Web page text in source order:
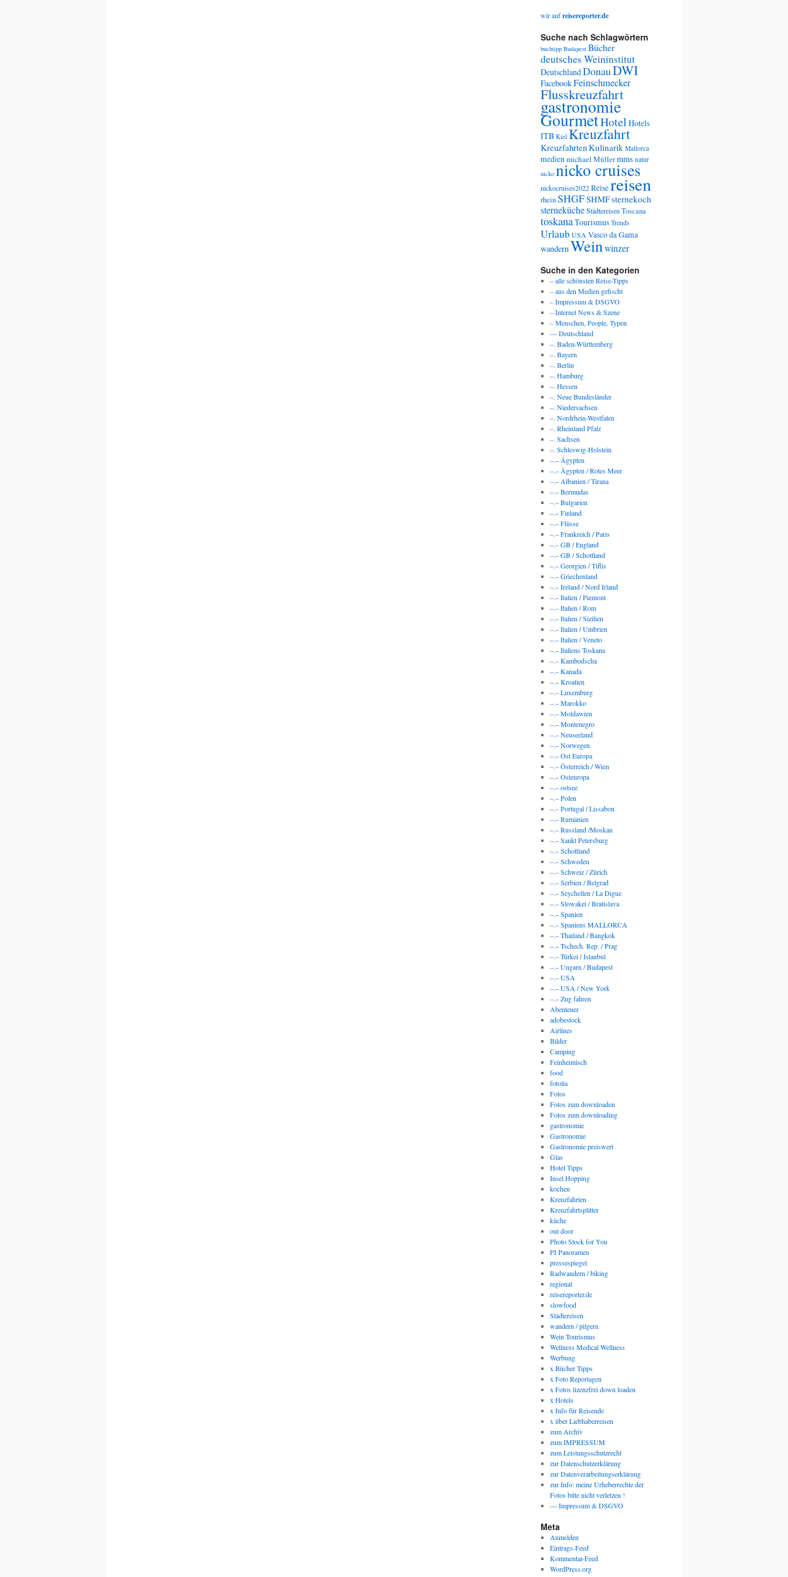
wir aufreisereporter.de
Suche nach Schlagwörtern
buchtipp Budapest Bücher
deutsches Weininstitut
DeutschlandDonauDWI
FacebookFeinschmecker
Flusskreuzfahrt
gastronomie
GourmetHotel Hotels
ITB Kiel Kreuzfahrt
KreuzfahrtenKulinarik Mallorca
medienmichael Müllermms natur
nicko nicko cruises
nickocruises2022Reisereisen
rheinSHGFSHMFsternekoch
sternekücheStädtereisenToscana
toskanaTourismus Trends
Urlaub USA Vasco da Gama
wandernWeinwinzer
Suche in den Kategorien
– alle schönsten Reise-Tipps
– aus den Medien gefischt
– Impressum & DSGVO
– Internet News & Szene
– Menschen, People, Typen
— Deutschland
–. Baden-Württemberg
–. Bayern
–. Berlin
–. Hamburg
–. Hessen
–. Neue Bundesländer
–. Niedersachsen
–. Nordrhein-Westfalen
–. Rheinland Pfalz
–. Sachsen
–. Schleswig-Holstein
–.– Ägypten
–.– Ägypten / Rotes Meer
–.– Albanien / Tirana
–.– Bermudas
–.– Bulgarien
–.– Finland
–.– Flüsse
–.– Frankreich / Paris
–.– GB / England
–.– GB / Schottland
–.– Georgien / Tiflis
–.– Griechenland
–.– Ireland / Nord Irland
–.– Italien / Piemont
–.– Italien / Rom
–.– Italien / Sizilien
–.– Italien / Umbrien
–.– Italien / Veneto
–.– Italiens Toskana
–.– Kambodscha
–.– Kanada
–.– Kroatien
–.– Luxemburg
–.– Marokko
–.– Moldawien
–.– Montenegro
–.– Neuseeland
–.– Norwegen
–.– Ost Europa
–.– Österreich / Wien
–.– Osteuropa
–.– ostsee
–.– Polen
–.– Portugal / Lissabon
–.– Rumänien
–.– Russland /Moskau
–.– Sankt Petersburg
–.– Schottland
–.– Schweden
–.– Schweiz / Zürich
–.– Serbien / Belgrad
–.– Seychellen / La Digue
–.– Slowakei / Bratislava
–.– Spanien
–.– Spaniens MALLORCA
–.– Thailand / Bangkok
–.– Tschech. Rep. / Prag
–.– Türkei / Istanbul
–.– Ungarn / Budapest
–.– USA
–.– USA / New York
–.– Zug fahren
Abenteuer
adobestock
Airlines
Bilder
Camping
Feinheimisch
food
fotolia
Fotos
Fotos zum downloaden
Fotos zum downloading
gastronomie
Gastronomie
Gastronomie preiswert
Glas
Hotel Tipps
Insel Hopping
kochen
Kreuzfahrten
Kreuzfahrtsplitter
küche
out door
Photo Stock for You
PI Panoramen
pressespiegel
Radwandern / biking
regional
reisereporter.de
slowfood
Städtereisen
wandern / pilgern
Wein Tourismus
Wellness Medical Wellness
Werbung
x Bücher Tipps
x Foto Reportagen
x Fotos lizenzfrei down loaden
x Hotels
x Info für Reisende
x über Liebhaberreisen
zum Archiv
zum IMPRESSUM
zum Leistungsschutzrecht
zur Datenschutzerklärung
zur Datenverarbeitungserklärung
zur Info: meine Urheberrechte der
Fotos bitte nicht verletzen !
— Impressum & DSGVO
Meta
Anmelden
Eintrags-Feed
Kommentar-Feed
WordPress.org